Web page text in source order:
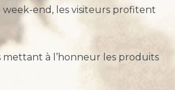
end, les visiteurs profitent
à l’honneur les produits